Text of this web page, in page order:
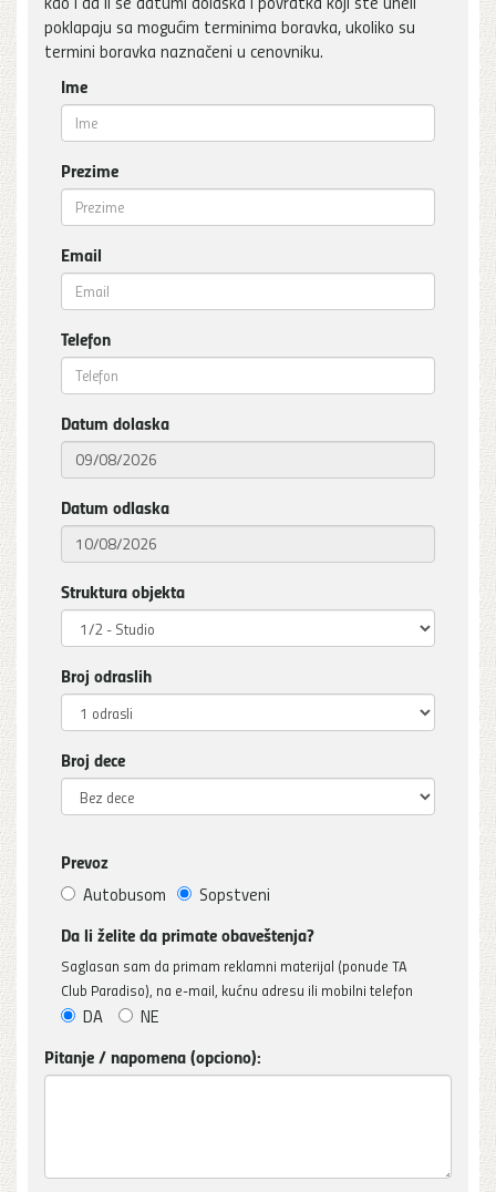
poklapaju sa mogućim terminima boravka, ukoliko su
termini boravka naznačeni u cenovniku.
Ime
Prezime
Email
Telefon
Datum dolaska
Datum odlaska
Struktura objekta
Broj odraslih
Broj dece
Prevoz
Autobusom Sopstveni
Da li želite da primate obaveštenja?
Saglasan sam da primam reklamni materijal (ponude TA
Club Paradiso), na e-mail, kućnu adresu ili mobilni telefon
DA NE
Pitanje / napomena (opciono):